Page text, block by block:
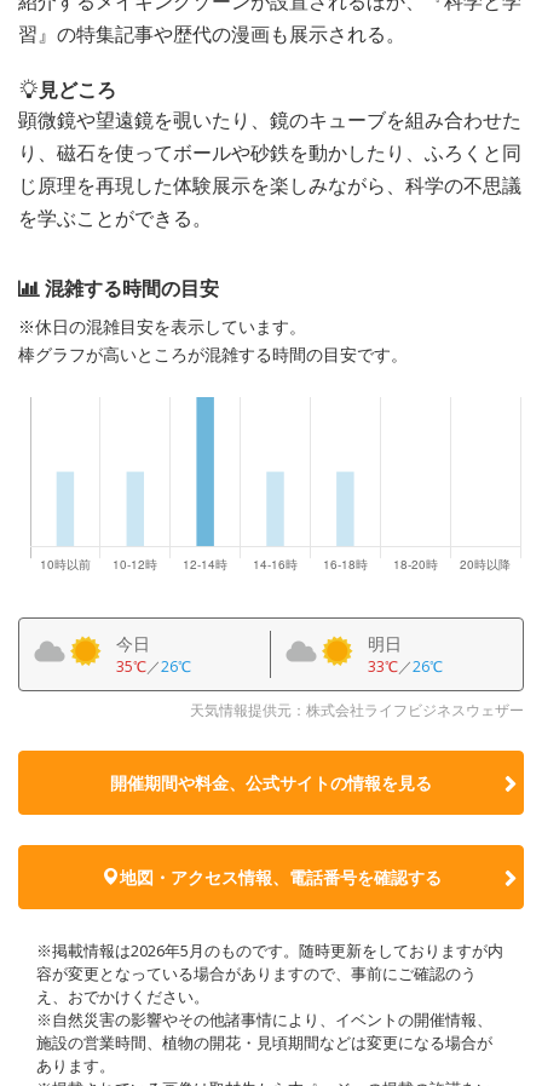
習』の特集記事や歴代の漫画も展示される。
見どころ
顕微鏡や望遠鏡を覗いたり、鏡のキューブを組み合わせた
り、磁石を使ってボールや砂鉄を動かしたり、ふろくと同
じ原理を再現した体験展示を楽しみながら、科学の不思議
を学ぶことができる。
混雑する時間の目安
※休日の混雑目安を表示しています。
棒グラフが高いところが混雑する時間の目安です。
今日
35℃／26℃
明日
33℃／26℃
天気情報提供元：株式会社ライフビジネスウェザー
開催期間や料金、公式サイトの情報を見る
地図・アクセス情報、電話番号を確認する
※掲載情報は2026年5月のものです。随時更新をしておりますが内
容が変更となっている場合がありますので、事前にご確認のう
え、おでかけください。
※自然災害の影響やその他諸事情により、イベントの開催情報、
施設の営業時間、植物の開花・見頃期間などは変更になる場合が
あります。